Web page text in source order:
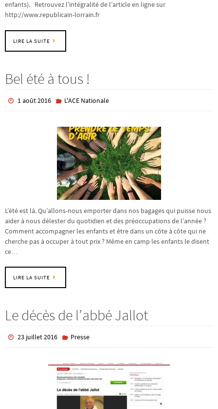
enfants). Retrouvez l’intégralité de l’article en ligne sur
http://www.republicain-lorrain.fr
LIRE LA SUITE
Bel été à tous !
1 août 2016 L'ACE Nationale
L’été est là. Qu’allons-nous emporter dans nos bagages qui puisse nous
aider à nous délester du quotidien et des préoccupations de l’année ?
Comment accompagner les enfants et être dans un côte à côte qui ne
cherche pas à occuper à tout prix ? Même en camp les enfants le disent
ce…
LIRE LA SUITE
Le décès de l’abbé Jallot
23 juillet 2016 Presse